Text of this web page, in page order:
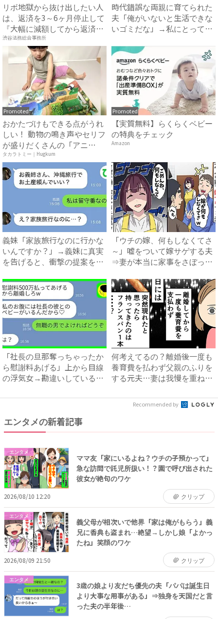
リボ地獄から抜け出したい人
は、返済を3～6ヶ月停止して
『大幅に減額してから返済
す...
渋谷法務総合事務所
時代錯誤な両親に育てられた
夫「俺がいないと生活できな
いゴミだな」→私にとっての
Promoted
おかたづけもできる点がうれ
しい！ 動物の鳴き声やセリフ
が盛りだくさんの「アニ
ア ...
タカラトミー｜Hugkum
Promoted
【実質無料】らくらくベビー
の特典をチェック
Amazon
義妹「家族旅行なのに行かな
いんですか？」→義妹に真実
を告げると、衝撃の提案をさ
「ウチの嫁、何もしなくてさ
～」嘘をついて嫁サゲする夫
⇒妻が本当に家事をさぼった
「社長の旦那奪っちゃったか
ら慰謝料あげる」上から目線
の浮気女→勘違いしているの
何考えてるの？離婚後一度も
養育費を払わず父親のふりを
する元夫…妻は我慢を重ねて
Recommended by
エンタメの新着記事
エンタメ
ママ友「家にいるよね？ウチの子預かって」
急な訪問で託児所扱い！？園で呼び出された
彼女が絶句のワケ
2026/08/10 12:20 クリップ
エンタメ
義父母が相次いで他界「家は俺がもらう」義
兄に香典も盗まれ…絶望→しかし娘「よかっ
たね」笑顔のワケ
2026/08/09 21:50 クリップ
エンタメ
3歳の娘より友だち優先の夫「パパは誕生日
より大事な用事がある」⇒独身を天国だと言
った夫の半年後…